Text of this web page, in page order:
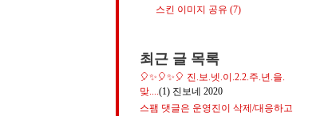
스킨 이미지 공유 (7)
최근 글 목록
🎈✨🎈✨🎈 진.보.넷.이.2.2.주.년.을.
맞.... (1) 진보네 2020
스팸 댓글은 운영진이 삭제/대응하고